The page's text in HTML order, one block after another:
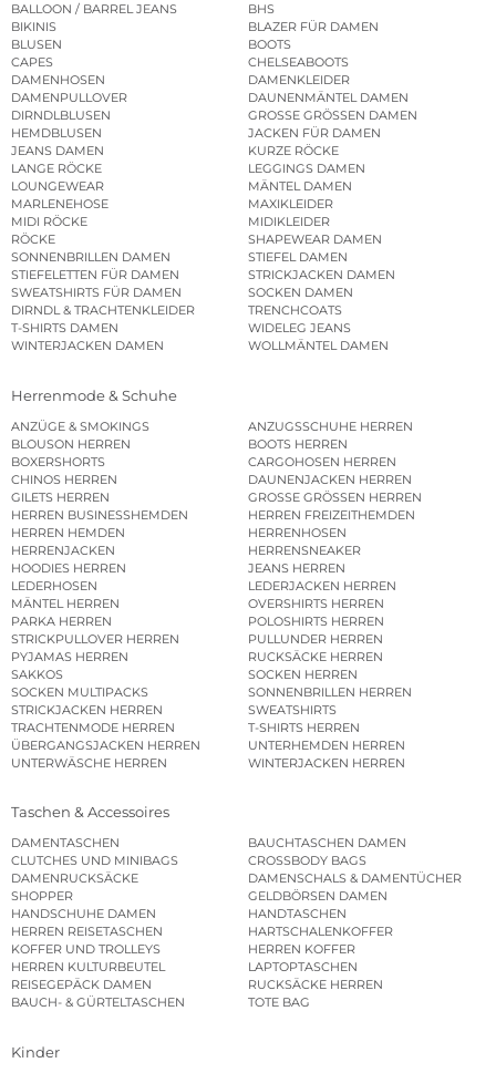
BALLOON / BARREL JEANS
BHS
BIKINIS
BLAZER FÜR DAMEN
BLUSEN
BOOTS
CAPES
CHELSEABOOTS
DAMENHOSEN
DAMENKLEIDER
DAMENPULLOVER
DAUNENMÄNTEL DAMEN
DIRNDLBLUSEN
GROSSE GRÖSSEN DAMEN
HEMDBLUSEN
JACKEN FÜR DAMEN
JEANS DAMEN
KURZE RÖCKE
LANGE RÖCKE
LEGGINGS DAMEN
LOUNGEWEAR
MÄNTEL DAMEN
MARLENEHOSE
MAXIKLEIDER
MIDI RÖCKE
MIDIKLEIDER
RÖCKE
SHAPEWEAR DAMEN
SONNENBRILLEN DAMEN
STIEFEL DAMEN
STIEFELETTEN FÜR DAMEN
STRICKJACKEN DAMEN
SWEATSHIRTS FÜR DAMEN
SOCKEN DAMEN
DIRNDL & TRACHTENKLEIDER
TRENCHCOATS
T-SHIRTS DAMEN
WIDELEG JEANS
WINTERJACKEN DAMEN
WOLLMÄNTEL DAMEN
Herrenmode & Schuhe
ANZÜGE & SMOKINGS
ANZUGSSCHUHE HERREN
BLOUSON HERREN
BOOTS HERREN
BOXERSHORTS
CARGOHOSEN HERREN
CHINOS HERREN
DAUNENJACKEN HERREN
GILETS HERREN
GROSSE GRÖSSEN HERREN
HERREN BUSINESSHEMDEN
HERREN FREIZEITHEMDEN
HERREN HEMDEN
HERRENHOSEN
HERRENJACKEN
HERRENSNEAKER
HOODIES HERREN
JEANS HERREN
LEDERHOSEN
LEDERJACKEN HERREN
MÄNTEL HERREN
OVERSHIRTS HERREN
PARKA HERREN
POLOSHIRTS HERREN
STRICKPULLOVER HERREN
PULLUNDER HERREN
PYJAMAS HERREN
RUCKSÄCKE HERREN
SAKKOS
SOCKEN HERREN
SOCKEN MULTIPACKS
SONNENBRILLEN HERREN
STRICKJACKEN HERREN
SWEATSHIRTS
TRACHTENMODE HERREN
T-SHIRTS HERREN
ÜBERGANGSJACKEN HERREN
UNTERHEMDEN HERREN
UNTERWÄSCHE HERREN
WINTERJACKEN HERREN
Taschen & Accessoires
DAMENTASCHEN
BAUCHTASCHEN DAMEN
CLUTCHES UND MINIBAGS
CROSSBODY BAGS
DAMENRUCKSÄCKE
DAMENSCHALS & DAMENTÜCHER
SHOPPER
GELDBÖRSEN DAMEN
HANDSCHUHE DAMEN
HANDTASCHEN
HERREN REISETASCHEN
HARTSCHALENKOFFER
KOFFER UND TROLLEYS
HERREN KOFFER
HERREN KULTURBEUTEL
LAPTOPTASCHEN
REISEGEPÄCK DAMEN
RUCKSÄCKE HERREN
BAUCH- & GÜRTELTASCHEN
TOTE BAG
Kinder